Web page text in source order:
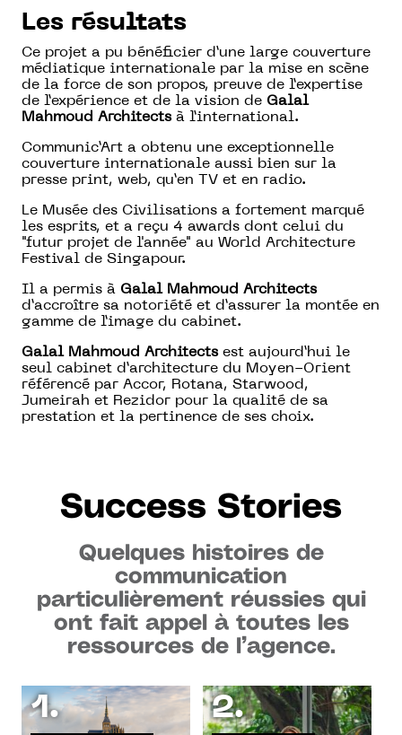
Les résultats
Ce projet a pu bénéficier d’une large couverture
médiatique internationale par la mise en scène
de la force de son propos, preuve de l’expertise
de l’expérience et de la vision de Galal
Mahmoud Architectsà l’international.
Communic’Art a obtenu une exceptionnelle
couverture internationale aussi bien sur la
presse print, web, qu’en TV et en radio.
Le Musée des Civilisations a fortement marqué
les esprits, et a reçu 4 awards dont celui du
"futur projet de l'année" au World Architecture
Festival de Singapour.
Il a permis à Galal Mahmoud Architects
d’accroître sa notoriété et d’assurer la montée en
gamme de l’image du cabinet.
Galal Mahmoud Architectsest aujourd’hui le
seul cabinet d’architecture du Moyen-Orient
référencé par Accor, Rotana, Starwood,
Jumeirah et Rezidor pour la qualité de sa
prestation et la pertinence de ses choix.
Success Stories
Quelques histoires de
communication
particulièrement réussies qui
ont fait appel à toutes les
ressources de l’agence.
1. 2.